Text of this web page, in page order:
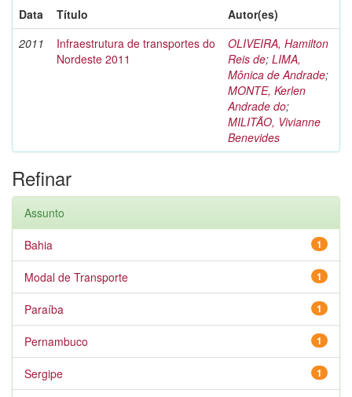
Data
Título
Autor(es)
2011
Infraestrutura de transportes do
Nordeste 2011
OLIVEIRA, Hamilton
Reis de; LIMA,
Mônica de Andrade;
MONTE, Kerlen
Andrade do;
MILITÃO, Vivianne
Benevides
Refinar
Assunto
1
Bahia
1
Modal de Transporte
1
Paraíba
1
Pernambuco
1
Sergipe